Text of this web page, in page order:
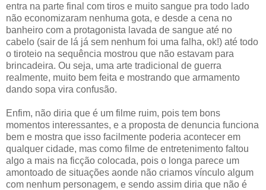
entra na parte final com tiros e muito sangue pra todo lado
não economizaram nenhuma gota, e desde a cena no
banheiro com a protagonista lavada de sangue até no
cabelo (sair de lá já sem nenhum foi uma falha, ok!) até todo
o tiroteio na sequência mostrou que não estavam para
brincadeira. Ou seja, uma arte tradicional de guerra
realmente, muito bem feita e mostrando que armamento
dando sopa vira confusão.
Enfim, não diria que é um filme ruim, pois tem bons
momentos interessantes, e a proposta de denuncia funciona
bem e mostra que isso facilmente poderia acontecer em
qualquer cidade, mas como filme de entretenimento faltou
algo a mais na ficção colocada, pois o longa parece um
amontoado de situações aonde não criamos vínculo algum
com nenhum personagem, e sendo assim diria que não é